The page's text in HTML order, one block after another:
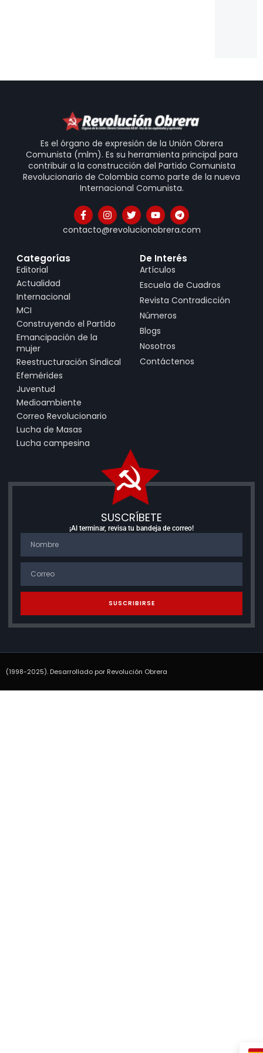
Es el órgano de expresión de la Unión Obrera
Comunista (mlm). Es su herramienta principal para
contribuir a la construcción del Partido Comunista
Revolucionario de Colombia como parte de la nueva
Internacional Comunista.
contacto@revolucionobrera.com
Categorías
Editorial
Actualidad
Internacional
MCI
Construyendo el Partido
Emancipación de la
mujer
Reestructuración Sindical
Efemérides
Juventud
Medioambiente
Correo Revolucionario
Lucha de Masas
Lucha campesina
De Interés
Artículos
Escuela de Cuadros
Revista Contradicción
Números
Blogs
Nosotros
Contáctenos
SUSCRÍBETE
¡Al terminar, revisa tu bandeja de correo!
SUSCRIBIRSE
(1998-2025). Desarrollado por Revolución Obrera